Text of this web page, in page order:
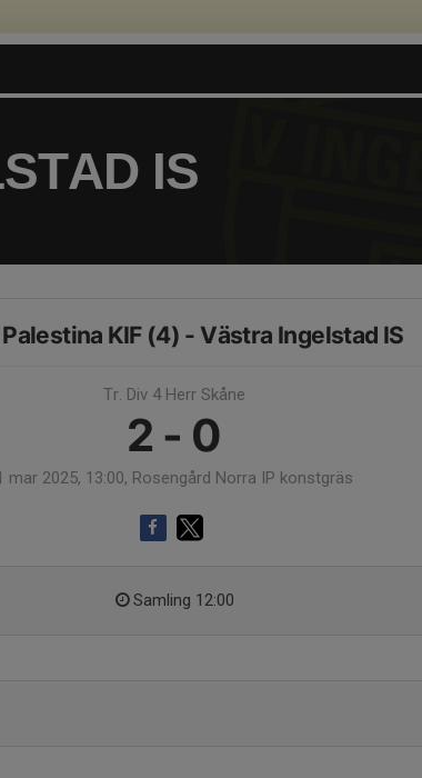
IS
Palestina KIF (4) - Västra Ingelstad IS
Tr. Div 4 Herr Skåne
2 - 0
mar 2025, 13:00, Rosengård Norra IP konstgräs
Samling 12:00